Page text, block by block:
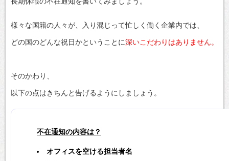
様々な国籍の人々が、入り混じって忙しく働く企業内では、
どの国のどんな祝日かということに深いこだわりはありません。
そのかわり、
以下の点はきちんと告げるようにしましょう。
不在通知の内容は？
オフィスを空ける担当者名